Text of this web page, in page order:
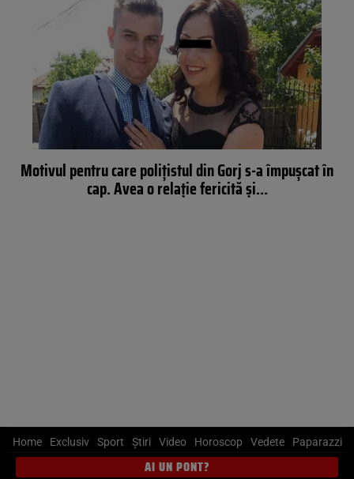
Motivul pentru care poliţistul din Gorj s-a împuşcat în
cap. Avea o relaţie fericită şi…
Home Exclusiv Sport Știri Video Horoscop Vedete Paparazzi
AI UN PONT?